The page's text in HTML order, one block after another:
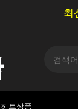
최
히트상품